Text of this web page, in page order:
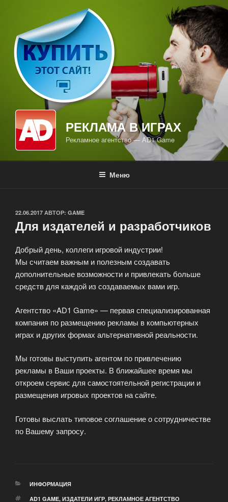
содержимому
РЕКЛАМА В ИГРАХ
Рекламное агентство — AD1 Game
Меню
ОПУБЛИКОВАНО
22.06.2017 АВТОР: GAME
Для издателей и разработчиков
Добрый день, коллеги игровой индустрии!
Мы считаем важным и полезным создавать
дополнительные возможности и привлекать больше
средств для каждой из создаваемых вами игр.
Агентство «AD1 Game» — первая специализированная
компания по размещению рекламы в компьютерных
играх и других формах альтернативной реальности.
Мы готовы выступить агентом по привлечению
рекламы в Ваши проекты. В ближайшее время мы
откроем сервис для самостоятельной регистрации и
размещения игровых проектов на сайте.
Готовы выслать типовое соглашение о сотрудничестве
по Вашему запросу.
РУБРИКИ
ИНФОРМАЦИЯ
МЕТКИ
AD1 GAME, ИЗДАТЕЛИ ИГР, РЕКЛАМНОЕ АГЕНТСТВО